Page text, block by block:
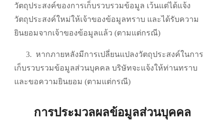
วัตถุประสงค์ของการเก็บรวบรวมข้อมูล เว้นแต่ได้แจ้ง
วัตถุประสงค์ใหม่ให้เจ้าของข้อมูลทราบ และได้รับความ
ยินยอมจากเจ้าของข้อมูลแล้ว (ตามแต่กรณี)
3. หากภายหลังมีการเปลี่ยนแปลงวัตถุประสงค์ในการ
เก็บรวบรวมข้อมูลส่วนบุคคล บริษัทจะแจ้งให้ท่านทราบ
และขอความยินยอม (ตามแต่กรณี)
การประมวลผลข้อมูลส่วนบุคคล